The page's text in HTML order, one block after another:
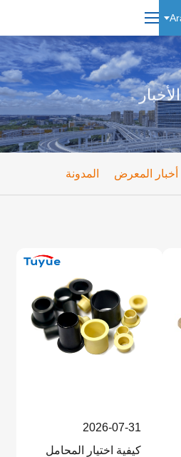
الأخبار
أخبار المعرض المدونة
2026-07-31
كيفية اختيار المحامل